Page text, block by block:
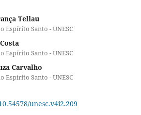
Tellau
Espírito Santo - UNESC
Espírito Santo - UNESC
Carvalho
Espírito Santo - UNESC
unesc.v4i2.209